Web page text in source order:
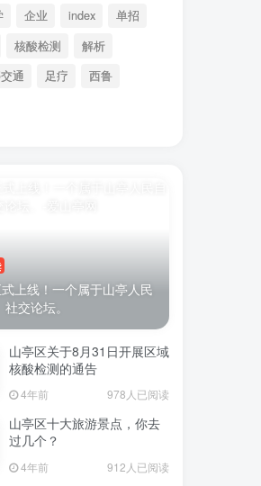
企业 index
单招
核酸检测
解析
通 足疗
西鲁
式上线！一个属于山亭人民
交论坛。
山亭区关于8月31日开展区域
核酸检测的通告
4年前 978人已阅读
山亭区十大旅游景点，你去
过几个？
4年前 912人已阅读